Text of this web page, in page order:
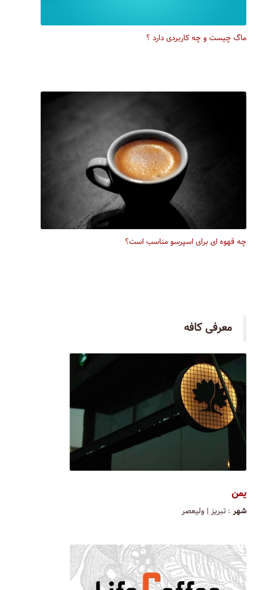
ماگ چیست و چه کاربردی دارد ؟
چه قهوه ای برای اسپرسو مناسب است؟
معرفی کافه
یمن
شهر : تبریز | ولیعصر